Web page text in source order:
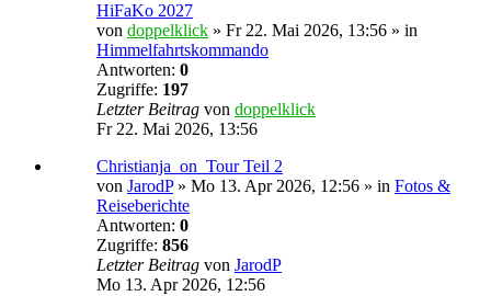
HiFaKo 2027
von doppelklick » Fr 22. Mai 2026, 13:56 » in
Himmelfahrtskommando
Antworten: 0
Zugriffe: 197
Letzter Beitrag von doppelklick
Fr 22. Mai 2026, 13:56
Christianja_on_Tour Teil 2
von JarodP» Mo 13. Apr 2026, 12:56 » in Fotos &
Reiseberichte
Antworten: 0
Zugriffe: 856
Letzter Beitrag von JarodP
Mo 13. Apr 2026, 12:56